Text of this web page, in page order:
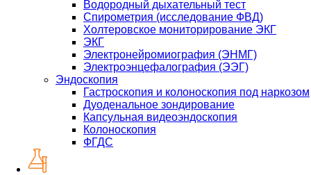
Водородный дыхательный тест
Спирометрия (исследование ФВД)
Холтеровское мониторирование ЭКГ
ЭКГ
Электронейромиография (ЭНМГ)
Электроэнцефалография (ЭЭГ)
Эндоскопия
Гастроскопия и колоноскопия под наркозом
Дуоденальное зондирование
Капсульная видеоэндоскопия
Колоноскопия
ФГДС